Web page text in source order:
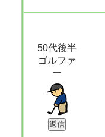
50代後半
ゴルファ
ー